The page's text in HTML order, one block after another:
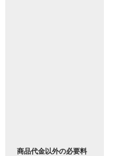
商品代金以外の必要料